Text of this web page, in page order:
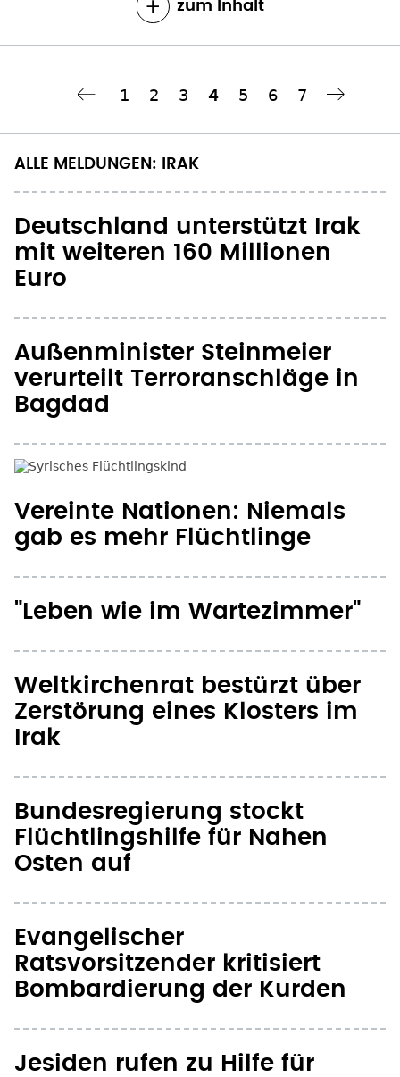
zum Inhalt
Seite
1 Seite
2 Seite
3
Aktuelle
4 Seite
5 Seite
6 Seite
7
Nächste Seite ››
ALLE MELDUNGEN: IRAK
Deutschland unterstützt Irak
mit weiteren 160 Millionen
Euro
Außenminister Steinmeier
verurteilt Terroranschläge in
Bagdad
Vereinte Nationen: Niemals
gab es mehr Flüchtlinge
"Leben wie im Wartezimmer"
Weltkirchenrat bestürzt über
Zerstörung eines Klosters im
Irak
Bundesregierung stockt
Flüchtlingshilfe für Nahen
Osten auf
Evangelischer
Ratsvorsitzender kritisiert
Bombardierung der Kurden
Jesiden rufen zu Hilfe für